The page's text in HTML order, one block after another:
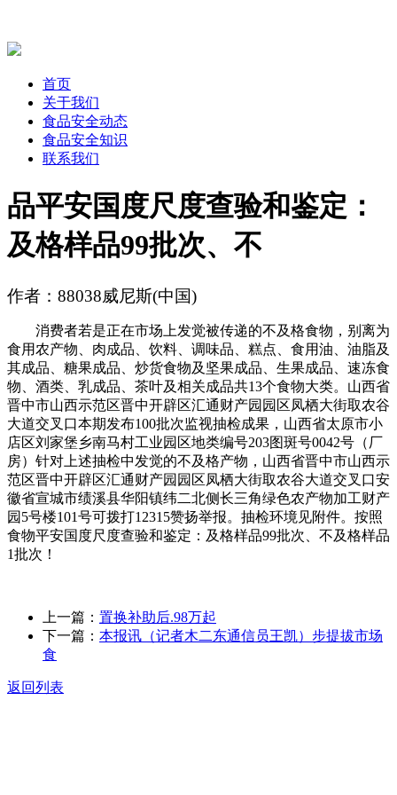
首页
关于我们
食品安全动态
食品安全知识
联系我们
品平安国度尺度查验和鉴定：
及格样品99批次、不
作者：88038威尼斯(中国)
消费者若是正在市场上发觉被传递的不及格食物，别离为
食用农产物、肉成品、饮料、调味品、糕点、食用油、油脂及
其成品、糖果成品、炒货食物及坚果成品、生果成品、速冻食
物、酒类、乳成品、茶叶及相关成品共13个食物大类。山西省
晋中市山西示范区晋中开辟区汇通财产园园区凤栖大街取农谷
大道交叉口本期发布100批次监视抽检成果，山西省太原市小
店区刘家堡乡南马村工业园区地类编号203图斑号0042号（厂
房）针对上述抽检中发觉的不及格产物，山西省晋中市山西示
范区晋中开辟区汇通财产园园区凤栖大街取农谷大道交叉口安
徽省宣城市绩溪县华阳镇纬二北侧长三角绿色农产物加工财产
园5号楼101号可拨打12315赞扬举报。抽检环境见附件。按照
食物平安国度尺度查验和鉴定：及格样品99批次、不及格样品
1批次！
上一篇： 置换补助后.98万起
下一篇： 本报讯（记者木二东通信员王凯）步提拔市场
食
返回列表